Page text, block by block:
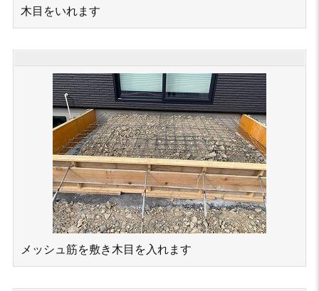
木目をいれます
メッシュ筋を敷き木目を入れます